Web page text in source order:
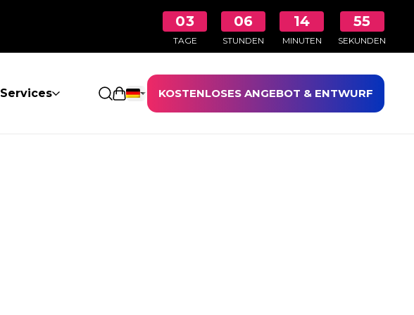
03
TAGE
06
STUNDEN
14
MINUTEN
54
SEKUNDEN
Services Einkaufswagen öffnen
KOSTENLOSES ANGEBOT & ENTWURF